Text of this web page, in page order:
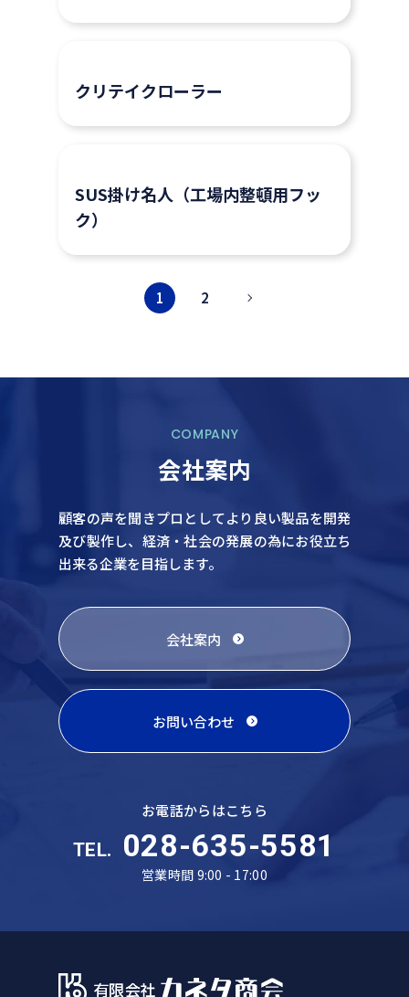
クリテイクローラー
SUS掛け名人（工場内整頓用フッ
ク）
1 2
COMPANY
会社案内
顧客の声を聞きプロとしてより良い製品を開発
及び製作し、 経済・社会の発展の為にお役立ち
出来る企業を目指します。
会社案内
お問い合わせ
お電話からはこちら
TEL. 028-635-5581
営業時間 9:00 - 17:00